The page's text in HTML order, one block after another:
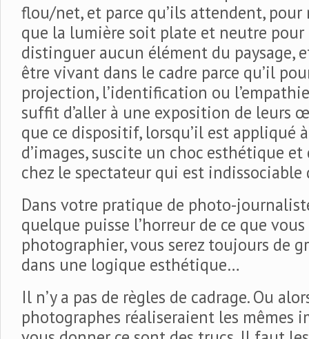
flou/net, et parce qu’ils attendent, pour
que la lumière soit plate et neutre
distinguer aucun élément du paysage,
être vivant dans le cadre parce qu’il
projection, l’identification ou
suffit d’aller à une exposition de leurs
que ce dispositif, lorsqu’il est appliqué
d’images, suscite un choc esthétique
chez le spectateur qui est
Dans votre pratique de photo-
quelque puisse l’horreur de ce que
photographier, vous serez toujours de
dans une logique esthétique…
Il n’y a pas de règles de cadrage. Ou
photographes réaliseraient les mêmes